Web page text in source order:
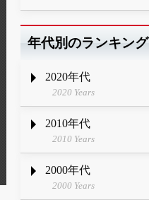
年代別のランキング
2020年代
2020 Years
2010年代
2010 Years
2000年代
2000 Years